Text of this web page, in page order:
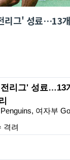
리그' 성료…13
리그' 성료…13
여자부
격려